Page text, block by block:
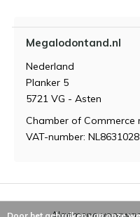
Megalodontand.nl
Nederland
Planker 5
5721 VG - Asten
Chamber of Commerce
VAT-number: